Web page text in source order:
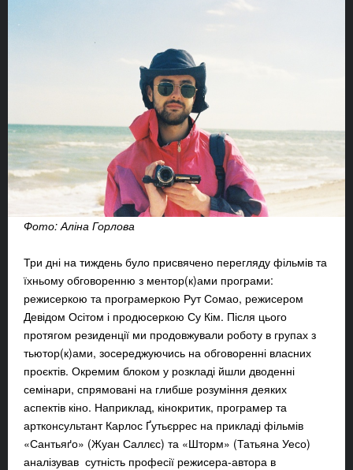
Фото: Аліна Горлова
Три дні на тиждень було присвячено перегляду фільмів та
їхньому обговоренню з ментор(к)ами програми:
режисеркою та програмеркою Рут Сомао, режисером
Девідом Осітом і продюсеркою Су Кім. Після цього
протягом резиденції ми продовжували роботу в групах з
тьютор(к)ами, зосереджуючись на обговоренні власних
проєктів. Окремим блоком у розкладі йшли дводенні
семінари, спрямовані на глибше розуміння деяких
аспектів кіно. Наприклад, кінокритик, програмер та
артконсультант Карлос Ґутьєррес на прикладі фільмів
«Сантьяґо» (Жуан Саллєс) та «Шторм» (Татьяна Уесо)
аналізував сутність професії режисера-автора в